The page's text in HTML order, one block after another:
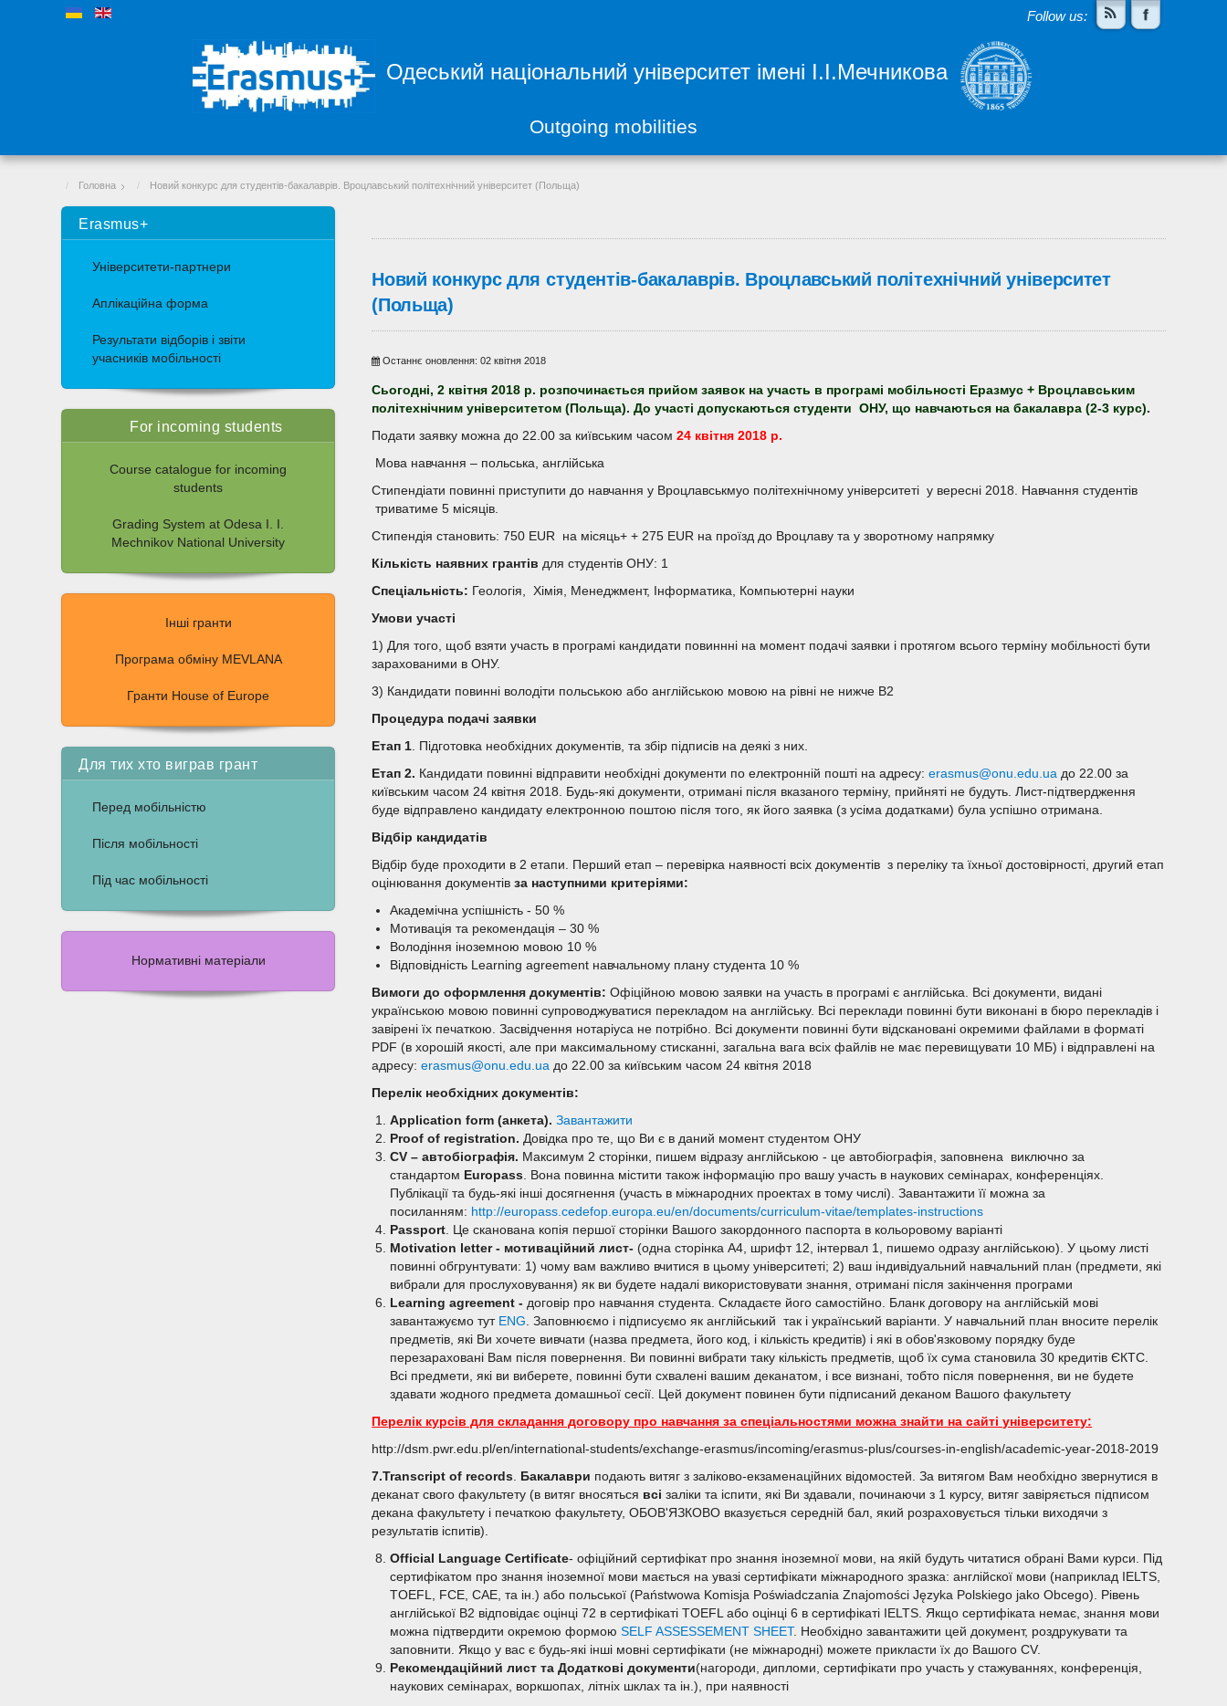
Follow us:
Одеський національний університет імені І.І.Мечникова
Outgoing mobilities
Головна Новий конкурс для студентів-бакалаврів. Вроцлавський політехнічний університет (Польща)
Erasmus+
Університети-партнери
Аплікаційна форма
Результати відборів і звіти
учасників мобільності
For incoming students
Course catalogue for incoming
students
Grading System at Odesa I. I.
Mechnikov National University
Інші гранти
Програма обміну MEVLANA
Гранти House of Europe
Для тих хто виграв грант
Перед мобільністю
Після мобільності
Під час мобільності
Нормативні матеріали
Новий конкурс для студентів-бакалаврів. Вроцлавський політехнічний університет
(Польща)
Останнє оновлення: 02 квітня 2018
Сьогодні, 2 квітня 2018 р. розпочинається прийом заявок на участь в програмі мобільності Еразмус + Вроцлавським
політехнічним університетом (Польща). До участі допускаються студенти ОНУ, що навчаються на бакалавра (2-3 курс).
Подати заявку можна до 22.00 за київським часом24 квітня 2018 р.
Мова навчання – польська, англійська
Стипендіати повинні приступити до навчання у Вроцлавськмуо політехнічному університеті у вересні 2018. Навчання студентів
триватиме 5 місяців.
Стипендія становить: 750 EUR на місяць+ + 275 EUR на проїзд до Вроцлаву та у зворотному напрямку
Кількість наявних грантів для студентів ОНУ: 1
Спеціальність: Геологія, Хімія, Менеджмент, Інформатика, Компьютерні науки
Умови участі
1) Для того, щоб взяти участь в програмі кандидати повиннні на момент подачі заявки і протягом всього терміну мобільності бути
зарахованими в ОНУ.
3) Кандидати повинні володіти польською або англійською мовою на рівні не нижче В2
Процедура подачі заявки
Етап 1. Підготовка необхідних документів, та збір підписів на деякі з них.
Етап 2. Кандидати повинні відправити необхідні документи по електронній пошті на адресу:erasmus@onu.edu.ua до 22.00 за
київським часом 24 квітня 2018. Будь-які документи, отримані після вказаного терміну, прийняті не будуть. Лист-підтвердження
буде відправлено кандидату електронною поштою після того, як його заявка (з усіма додатками) була успішно отримана.
Відбір кандидатів
Відбір буде проходити в 2 етапи. Перший етап – перевірка наявності всіх документів з переліку та їхньої достовірності, другий етап
оцінювання документів за наступними критеріями:
Академічна успішність - 50 %
Мотивація та рекомендація – 30 %
Володіння іноземною мовою 10 %
Відповідність Learning agreement навчальному плану студента 10 %
Вимоги до оформлення документів:Офіційною мовою заявки на участь в програмі є англійська. Всі документи, видані
українською мовою повинні супроводжуватися перекладом на англійську. Всі переклади повинні бути виконані в бюро перекладів і
завірені їх печаткою. Засвідчення нотаріуса не потрібно. Всі документи повинні бути відскановані окремими файлами в форматі
PDF (в хорошій якості, але при максимальному стисканні, загальна вага всіх файлів не має перевищувати 10 МБ) і відправлені на
адресу:erasmus@onu.edu.ua до 22.00 за київським часом 24 квітня 2018
Перелік необхідних документів:
Application form (анкета).Завантажити
Proof of registration.Довідка про те, що Ви є в даний момент студентом ОНУ
CV – автобіографія. Максимум 2 сторінки, пишем відразу англійською - це автобіографія, заповнена виключно за
стандартом Europass. Вона повинна містити також інформацію про вашу участь в наукових семінарах, конференціях.
Публікації та будь-які інші досягнення (участь в міжнародних проектах в тому числі). Завантажити її можна за
посиланням: http://europass.cedefop.europa.eu/en/documents/curriculum-vitae/templates-instructions
Passport. Це сканована копія першої сторінки Вашого закордонного паспорта в кольоровому варіанті
Motivation letter - мотиваційний лист- (одна сторінка А4, шрифт 12, інтервал 1, пишемо одразу англійською). У цьому листі
повинні обгрунтувати: 1) чому вам важливо вчитися в цьому університеті; 2) ваш індивідуальний навчальний план (предмети, які
вибрали для прослуховування) як ви будете надалі використовувати знання, отримані після закінчення програми
Learning agreement - договір про навчання студента. Складаєте його самостійно. Бланк договору на англійській мові
завантажуємо тутENG. Заповнюємо і підписуємо як англійський так і український варіанти. У навчальний план вносите перелік
предметів, які Ви хочете вивчати (назва предмета, його код, і кількість кредитів) і які в обов'язковому порядку буде
перезараховані Вам після повернення. Ви повинні вибрати таку кількість предметів, щоб їх сума становила 30 кредитів ЄКТС.
Всі предмети, які ви виберете, повинні бути схвалені вашим деканатом, і все визнані, тобто після повернення, ви не будете
здавати жодного предмета домашньої сесії. Цей документ повинен бути підписаний деканом Вашого факультету
Перелік курсів для складання договору про навчання за спеціальностями можна знайти на сайті університету:
http://dsm.pwr.edu.pl/en/international-students/exchange-erasmus/incoming/erasmus-plus/courses-in-english/academic-year-2018-2019
7.Transcript of records. Бакалаври подають витяг з заліково-екзаменаційних відомостей. За витягом Вам необхідно звернутися в
деканат свого факультету (в витяг вносяться всі заліки та іспити, які Ви здавали, починаючи з 1 курсу, витяг завіряється підписом
декана факультету і печаткою факультету, ОБОВ'ЯЗКОВО вказується середній бал, який розраховується тільки виходячи з
результатів іспитів).
Official Language Certificate- офіційний сертифікат про знання іноземної мови, на якій будуть читатися обрані Вами курси. Під
сертифікатом про знання іноземної мови мається на увазі сертифікати міжнародного зразка: англійскої мови (наприклад IELTS,
TOEFL, FCE, CAE, та ін.) або польської (Рaństwowa Komisja Poświadczania Znajomości Języka Polskiego jako Obcego). Рівень
англійської В2 відповідає оцінці 72 в сертифікаті TOEFL або оцінці 6 в сертифікаті IELTS. Якщо сертифіката немає, знання мови
можна підтвердити окремою формоюSELF ASSESSEMENT SHEET. Необхідно завантажити цей документ, роздрукувати та
заповнити. Якщо у вас є будь-які інші мовні сертифікати (не міжнародні) можете прикласти їх до Вашого CV.
Рекомендаційний лист та Додаткові документи(нагороди, дипломи, сертифікати про участь у стажуваннях, конференція,
наукових семінарах, воркшопах, літніх шклах та ін.), при наявності